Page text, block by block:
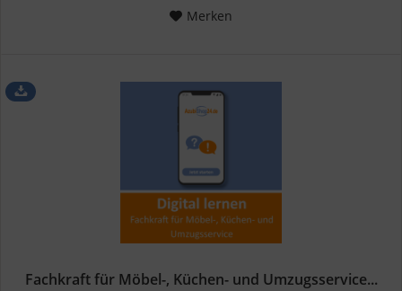
Merken
Fachkraft für Möbel-, Küchen- und Umzugsservice...